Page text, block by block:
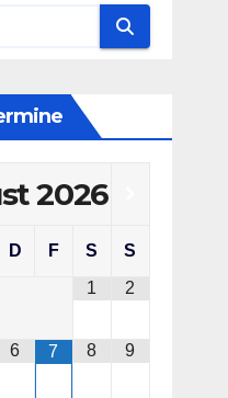
2026
D F S
S
1
2
6 7 8 9